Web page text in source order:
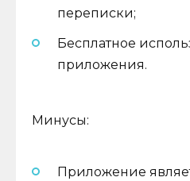
переписки;
Бесплатное
приложения.
Минусы:
Приложение